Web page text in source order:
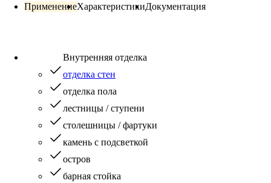
ПрименениеХарактеристикиДокументация
Внутренняя отделка
отделка стен
отделка пола
лестницы / ступени
столешницы / фартуки
камень с подсветкой
остров
барная стойка